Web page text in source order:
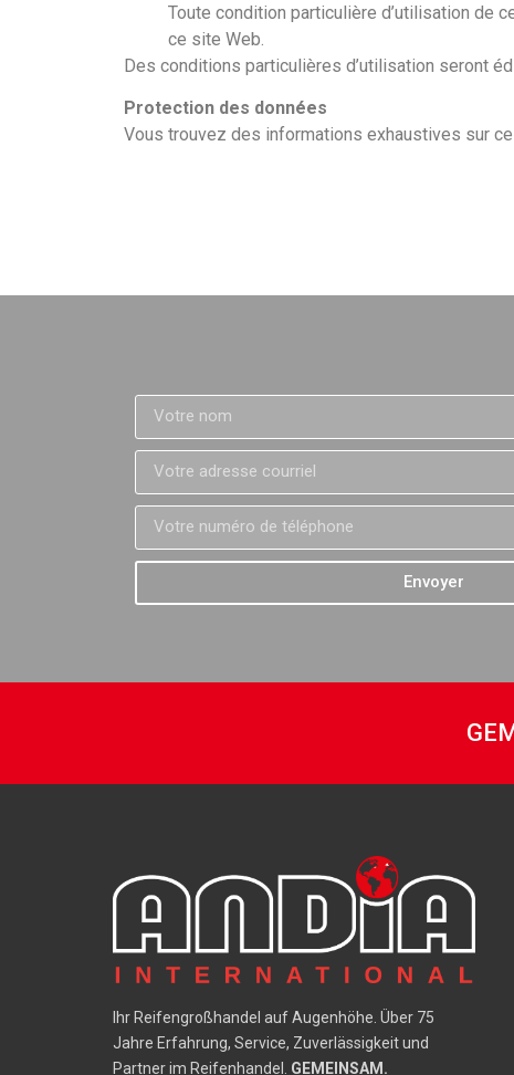
Toute condition particulière d’utilisation de
ce site Web.
Des conditions particulières d’utilisation seront
Protection des données
Vous trouvez des informations exhaustives sur
Envoyer
Ihr Reifengroßhandel auf Augenhöhe. Über 75
Jahre Erfahrung, Service, Zuverlässigkeit und
Partner im Reifenhandel. GEMEINSAM.